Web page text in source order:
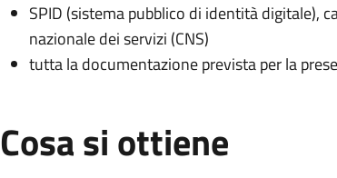
SPID (sistema pubblico di identità digitale),
nazionale dei servizi (CNS)
tutta la documentazione prevista per la
Cosa si ottiene